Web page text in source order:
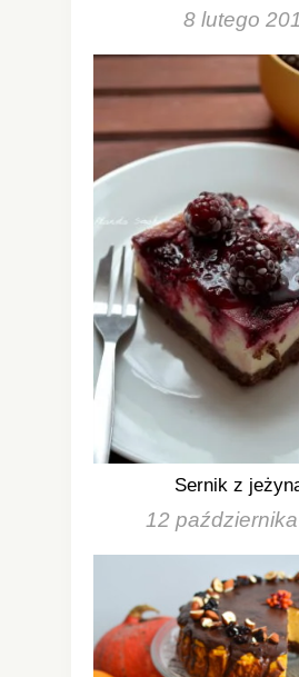
8 lutego
Sernik z
12